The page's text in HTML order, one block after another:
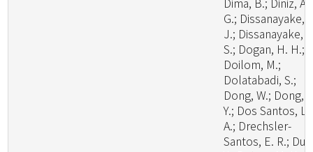
G.; Dissanayake,
J.; Dissanayake,
S.; Dogan, H. H.;
Doilom, M.;
Dolatabadi, S.;
Dong, W.; Dong,
Y.; Dos Santos, L.
A.; Drechsler-
Santos, E. R.; Du,